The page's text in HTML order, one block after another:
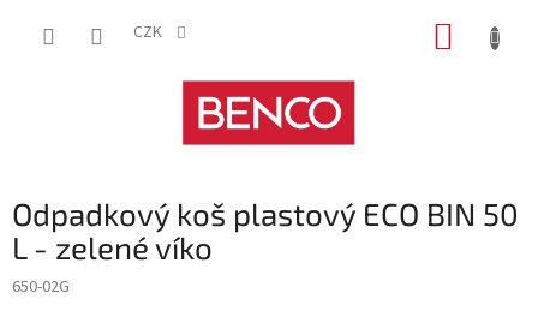
CZK
Odpadkový koš plastový ECO BIN 50
L - zelené víko
650-02G